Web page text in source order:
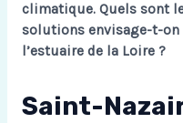
climatique. Quels sont
solutions envisage-t-on
l’estuaire de la Loire ?
Saint-